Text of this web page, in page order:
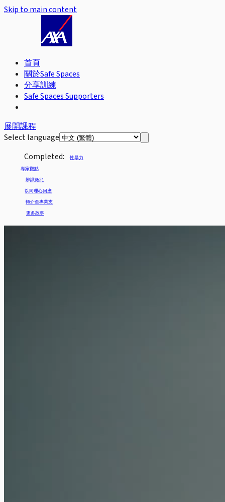
Skip to main content
首頁
關於Safe Spaces
分享訓練
Safe Spaces Supporters
展開課程
Select language
Completed:
性暴力
專家觀點
辨識徵兆
以同理心回應
轉介至專業支
更多故事